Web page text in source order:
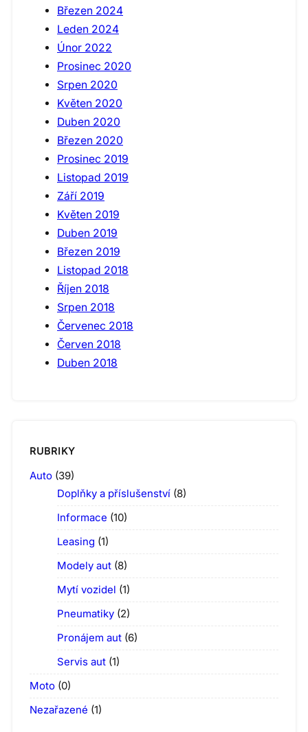
Březen 2024
Leden 2024
Únor 2022
Prosinec 2020
Srpen 2020
Květen 2020
Duben 2020
Březen 2020
Prosinec 2019
Listopad 2019
Září 2019
Květen 2019
Duben 2019
Březen 2019
Listopad 2018
Říjen 2018
Srpen 2018
Červenec 2018
Červen 2018
Duben 2018
RUBRIKY
Auto (39)
Doplňky a příslušenství (8)
Informace (10)
Leasing (1)
Modely aut (8)
Mytí vozidel (1)
Pneumatiky (2)
Pronájem aut (6)
Servis aut (1)
Moto (0)
Nezařazené (1)